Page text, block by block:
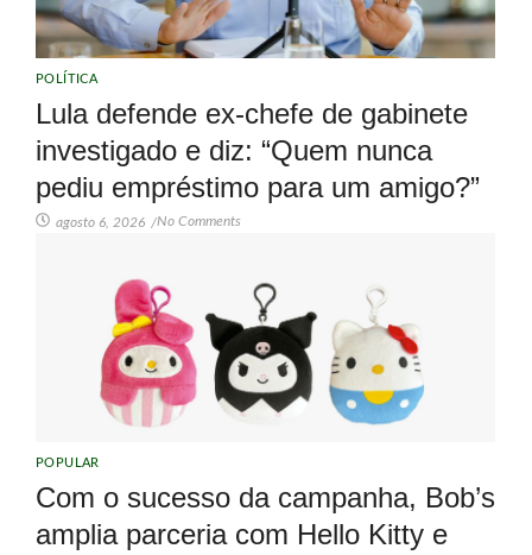
POLÍTICA
Lula defende ex-chefe de gabinete
investigado e diz: “Quem nunca
pediu empréstimo para um amigo?”
agosto 6, 2026 /No Comments
POPULAR
Com o sucesso da campanha, Bob’s
amplia parceria com Hello Kitty e